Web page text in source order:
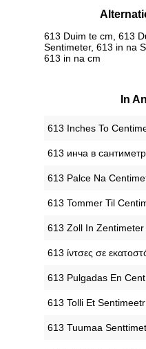
613 Duim te cm, 613
Sentimeter, 613 in na
613 in na cm
In
‎613 Inches To
‎613 инча в
‎613 Palce Na
‎613 Tommer Til
‎613 Zoll In Zentimeter
‎613 ίντσες σε
‎613 Pulgadas En
‎613 Tolli Et
‎613 Tuumaa